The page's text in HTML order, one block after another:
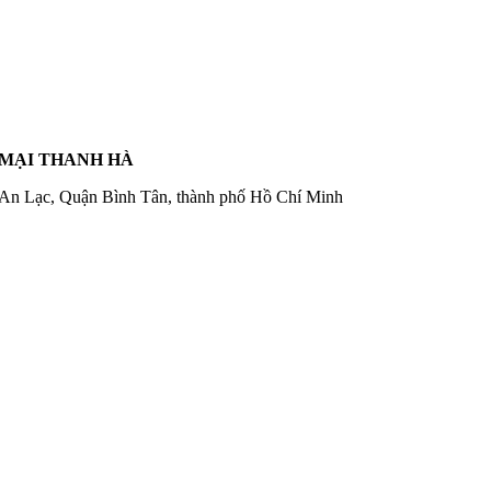
THANH HÀ
Lạc, Quận Bình Tân, thành phố Hồ Chí Minh